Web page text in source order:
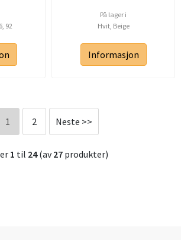
92
På lager i
Hvit, Beige
Informasjon
1 2 Neste >>
1 til 24(av27 produkter)